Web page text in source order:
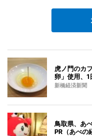
虎ノ門のカ
卵」使用、1
新橋経済新聞
鳥取県、あ
PR（あべの